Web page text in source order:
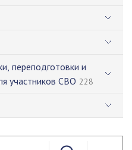
переподготовки и
участников СВО 228